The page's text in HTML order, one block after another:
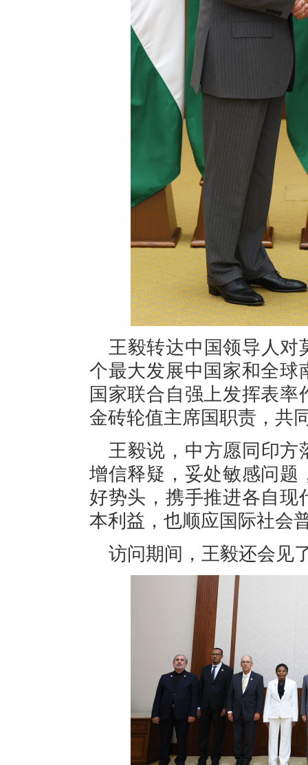
王毅转达中国领导人对
个最大发展中国家和全球
国家联合自强上发挥表
金砖轮值主席国职责，共
王毅说，中方愿同印方
增信释疑，妥处敏感问题
好势头，携手推进各自现
本利益，也顺应国际社会
访问期间，王毅还会见